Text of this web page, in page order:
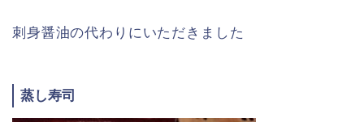
刺身醤油の代わりにいただきました
蒸し寿司